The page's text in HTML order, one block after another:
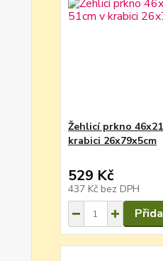
Žehlicí prkno
krabici 26x79x5cm
529 Kč
437 Kč bez DPH